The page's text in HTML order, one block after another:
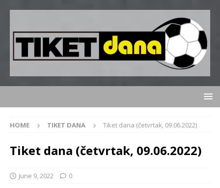
HOME TIKET DANA Tiket dana (četvrtak, 09.06.2022)
Tiket dana (četvrtak, 09.06.2022)
June 9, 2022 0